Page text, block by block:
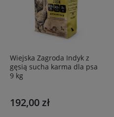
Wiejska Zagroda Indyk z
gęsią sucha karma dla psa
9 kg
192,00 zł